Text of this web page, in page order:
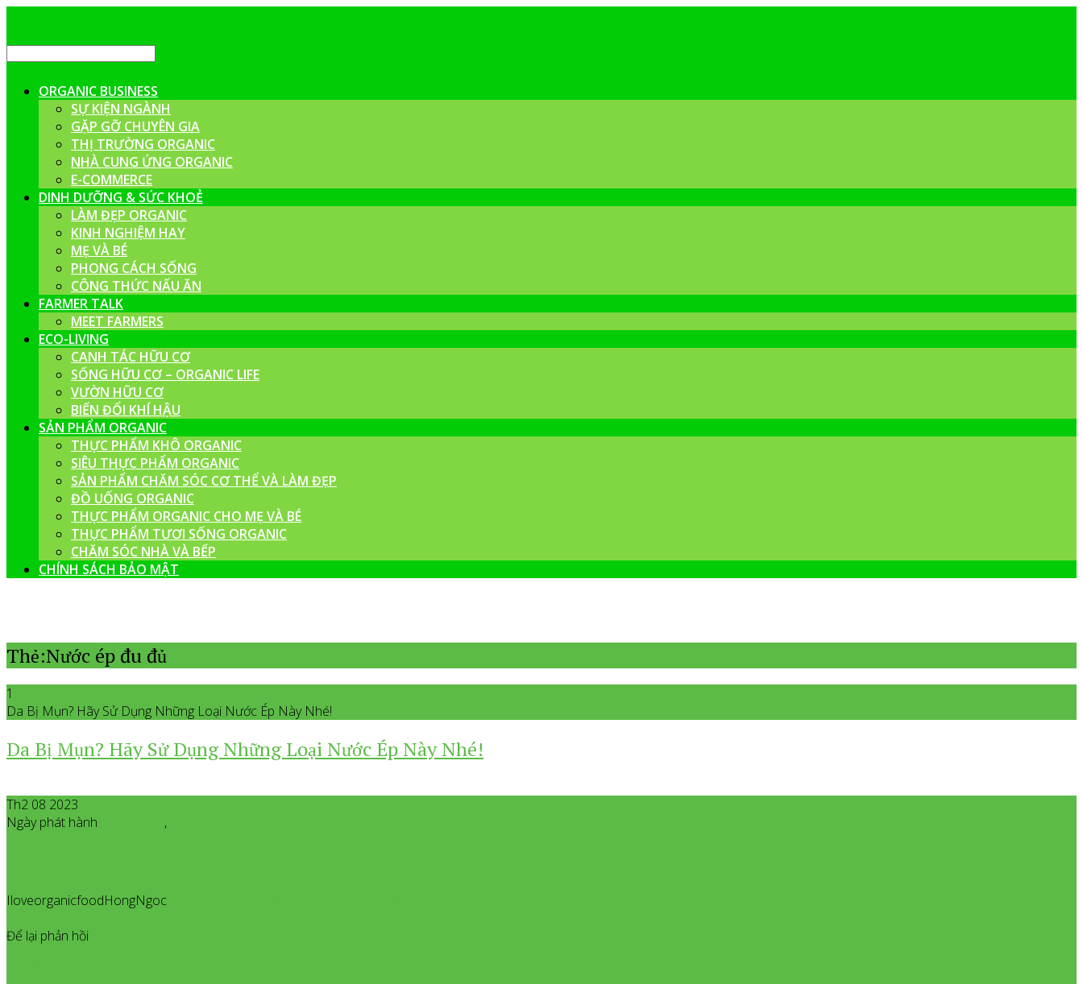
ORGANIC BUSINESS
SỰ KIỆN NGÀNH
GẶP GỠ CHUYÊN GIA
THỊ TRƯỜNG ORGANIC
NHÀ CUNG ỨNG ORGANIC
E-COMMERCE
DINH DƯỠNG & SỨC KHOẺ
LÀM ĐẸP ORGANIC
KINH NGHIỆM HAY
MẸ VÀ BÉ
PHONG CÁCH SỐNG
CÔNG THỨC NẤU ĂN
FARMER TALK
MEET FARMERS
ECO-LIVING
CANH TÁC HỮU CƠ
SỐNG HỮU CƠ – ORGANIC LIFE
VƯỜN HỮU CƠ
BIẾN ĐỔI KHÍ HẬU
SẢN PHẨM ORGANIC
THỰC PHẨM KHÔ ORGANIC
SIÊU THỰC PHẨM ORGANIC
SẢN PHẨM CHĂM SÓC CƠ THỂ VÀ LÀM ĐẸP
ĐỒ UỐNG ORGANIC
THỰC PHẨM ORGANIC CHO MẸ VÀ BÉ
THỰC PHẨM TƯƠI SỐNG ORGANIC
CHĂM SÓC NHÀ VÀ BẾP
CHÍNH SÁCH BẢO MẬT
Thẻ:Nước ép đu đủ
1
Da Bị Mụn? Hãy Sử Dụng Những Loại Nước Ép Này Nhé!
Da Bị Mụn? Hãy Sử Dụng Những Loại Nước Ép Này Nhé!
Th2 08 2023
Ngày phát hành
,
IloveorganicfoodHongNgoc
Để lại phản hồi